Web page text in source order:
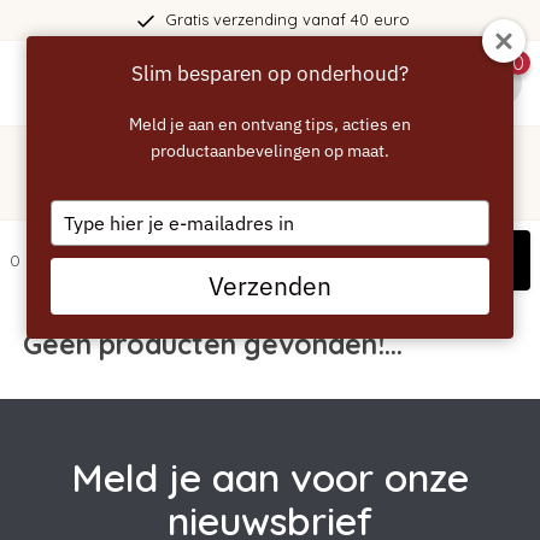
Gratis verzending vanaf 40 euro
0
Merken/BLACK FRIDAY - ECCELLENTE
0 artikelen Filters
Geen producten gevonden!...
Meld je aan voor onze
nieuwsbrief
Slim besparen op onderhoud?
Meld je aan en ontvang tips, acties en
productaanbevelingen op maat.
Type
your
email
Verzenden